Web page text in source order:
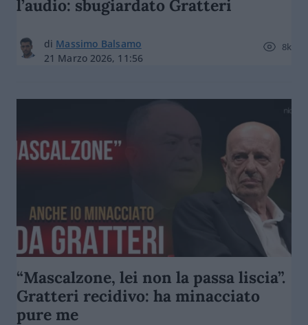
l’audio: sbugiardato Gratteri
di Massimo Balsamo
21 Marzo 2026, 11:56
8k
“Mascalzone, lei non la passa liscia”.
Gratteri recidivo: ha minacciato
pure me